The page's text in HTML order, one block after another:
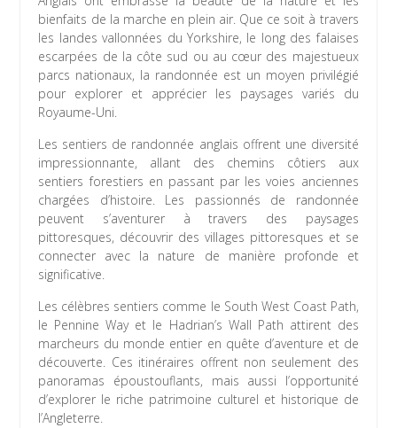
bienfaits de la marche en plein air. Que ce soit à travers
les landes vallonnées du Yorkshire, le long des falaises
escarpées de la côte sud ou au cœur des majestueux
parcs nationaux, la randonnée est un moyen privilégié
pour explorer et apprécier les paysages variés du
Royaume-Uni.
Les sentiers de randonnée anglais offrent une diversité
impressionnante, allant des chemins côtiers aux
sentiers forestiers en passant par les voies anciennes
chargées d’histoire. Les passionnés de randonnée
peuvent s’aventurer à travers des paysages
pittoresques, découvrir des villages pittoresques et se
connecter avec la nature de manière profonde et
significative.
Les célèbres sentiers comme le South West Coast Path,
le Pennine Way et le Hadrian’s Wall Path attirent des
marcheurs du monde entier en quête d’aventure et de
découverte. Ces itinéraires offrent non seulement des
panoramas époustouflants, mais aussi l’opportunité
d’explorer le riche patrimoine culturel et historique de
l’Angleterre.